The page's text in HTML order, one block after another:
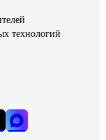
технологий